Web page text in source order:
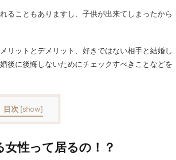
ることもありますし、子供が出来てしまったから
リットとデメリット、好きではない相手と結婚し
後に後悔しないためにチェックすべきことなどを
目次 [show]
性って居るの！？